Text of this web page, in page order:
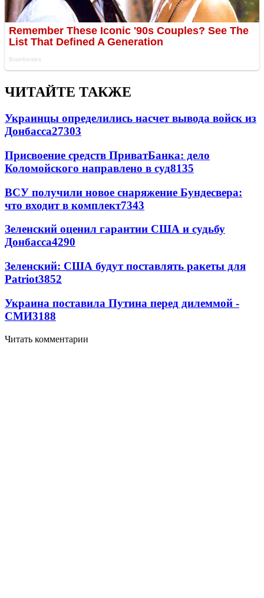
ЧИТАЙТЕ ТАКЖЕ
Украинцы определились насчет вывода войск из
Донбасса27303
Присвоение средств ПриватБанка: дело
Коломойского направлено в суд8135
ВСУ получили новое снаряжение Бундесвера:
что входит в комплект7343
Зеленский оценил гарантии США и судьбу
Донбасса4290
Зеленский: США будут поставлять ракеты для
Patriot3852
Украина поставила Путина перед дилеммой -
СМИ3188
Читать комментарии